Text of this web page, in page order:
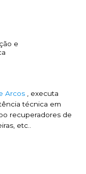
e
Arcos , executa
técnica em
recuperadores de
etc..